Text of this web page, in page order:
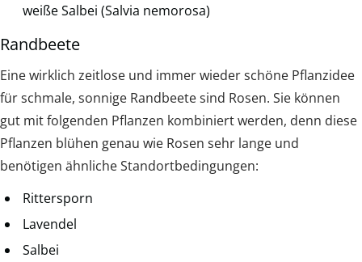
weiße Salbei (Salvia nemorosa)
Randbeete
Eine wirklich zeitlose und immer wieder schöne Pflanzidee
für schmale, sonnige Randbeete sind Rosen. Sie können
gut mit folgenden Pflanzen kombiniert werden, denn diese
Pflanzen blühen genau wie Rosen sehr lange und
benötigen ähnliche Standortbedingungen:
Rittersporn
Lavendel
Salbei